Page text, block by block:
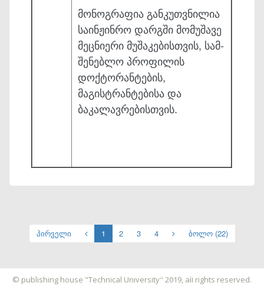
მონოგრაფია განკუთვნილია
საინჟინრო დარგში მომუშავე
მეცნიერი მუშაკებისთვის, სამ­
შენებლო პროფილის
დოქტორანტების,
მაგისტრანტებისა და
ბაკალავრებისთვის.
პირველი 1 2 3 4 ბოლო (22)
© publishing house "Technical University" 2019, all rights reserved.